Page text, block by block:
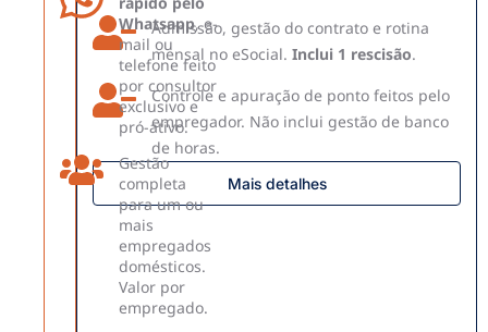
Admissão, gestão do contrato e rotina
mensal no eSocial. Inclui 1 rescisão.
Controle e apuração de ponto feitos pelo
empregador. Não inclui gestão de banco
de horas.
Mais detalhes
Whatsapp, e-
mail ou
telefone feito
por consultor
exclusivo e
pró-ativo.
Gestão
completa
para um ou
mais
empregados
domésticos.
Valor por
empregado.